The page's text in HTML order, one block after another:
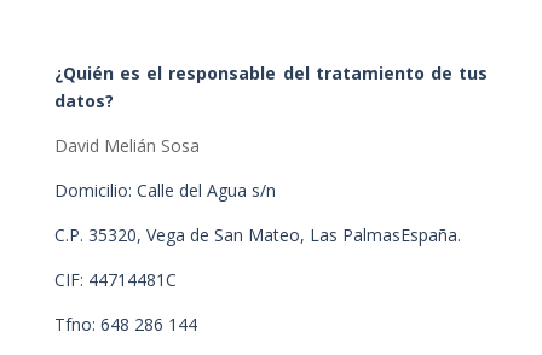
¿Quién es el responsable del tratamiento de tus
datos?
David Melián Sosa
Domicilio: Calle del Agua s/n
C.P. 35320, Vega de San Mateo, Las PalmasEspaña.
CIF: 44714481C
Tfno: 648 286 144